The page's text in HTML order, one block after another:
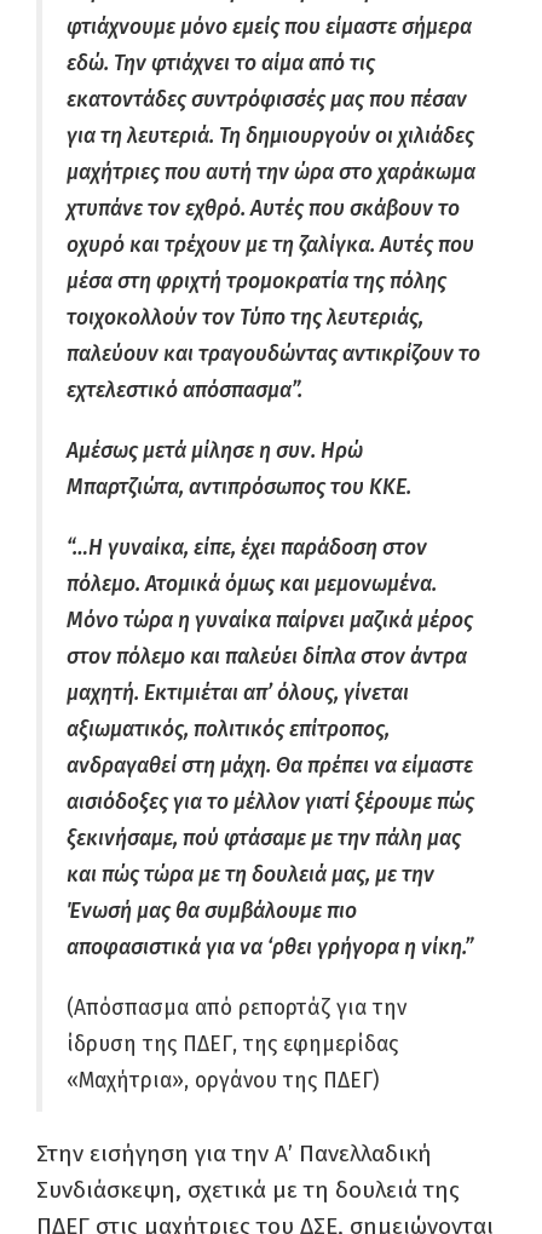
φτιάχνουμε μόνο εμείς που είμαστε σήμερα
εδώ. Την φτιάχνει το αίμα από τις
εκατοντάδες συντρόφισσές μας που πέσαν
για τη λευτεριά. Τη δημιουργούν οι χιλιάδες
μαχήτριες που αυτή την ώρα στο χαράκωμα
χτυπάνε τον εχθρό. Αυτές που σκάβουν το
οχυρό και τρέχουν με τη ζαλίγκα. Αυτές που
μέσα στη φριχτή τρομοκρατία της πόλης
τοιχοκολλούν τον Τύπο της λευτεριάς,
παλεύουν και τραγουδώντας αντικρίζουν το
εχτελεστικό απόσπασμα”.
Αμέσως μετά μίλησε η συν. Ηρώ
Μπαρτζιώτα, αντιπρόσωπος του ΚΚΕ.
“…Η γυναίκα, είπε, έχει παράδοση στον
πόλεμο. Ατομικά όμως και μεμονωμένα.
Μόνο τώρα η γυναίκα παίρνει μαζικά μέρος
στον πόλεμο και παλεύει δίπλα στον άντρα
μαχητή. Εκτιμιέται απ’ όλους, γίνεται
αξιωματικός, πολιτικός επίτροπος,
ανδραγαθεί στη μάχη. Θα πρέπει να είμαστε
αισιόδοξες για το μέλλον γιατί ξέρουμε πώς
ξεκινήσαμε, πού φτάσαμε με την πάλη μας
και πώς τώρα με τη δουλειά μας, με την
Ένωσή μας θα συμβάλουμε πιο
αποφασιστικά για να ‘ρθει γρήγορα η νίκη.”
(Απόσπασμα από ρεπορτάζ για την
ίδρυση της ΠΔΕΓ, της εφημερίδας
«Μαχήτρια», οργάνου της ΠΔΕΓ)
Στην εισήγηση για την Α’ Πανελλαδική
Συνδιάσκεψη, σχετικά με τη δουλειά της
ΠΔΕΓ στις μαχήτριες του ΔΣΕ, σημειώνονται